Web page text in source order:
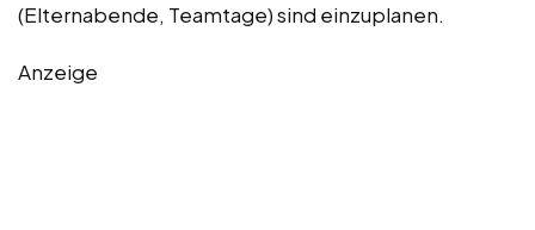
(Elternabende, Teamtage) sind einzuplanen.
Anzeige